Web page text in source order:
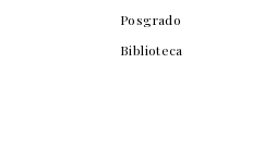
Posgrado
Biblioteca